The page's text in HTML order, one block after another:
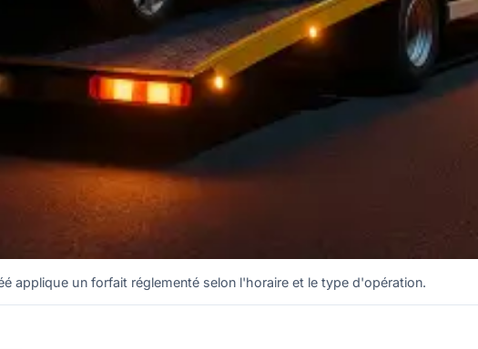
applique un forfait réglementé selon l'horaire et le type d'opération.